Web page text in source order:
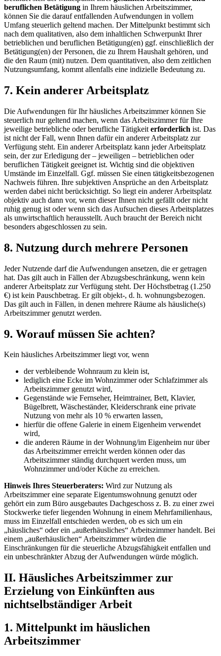
beruflichen Betätigung in Ihrem häuslichen Arbeitszimmer,
können Sie die darauf entfallenden Aufwendungen in vollem
Umfang steuerlich geltend machen. Der Mittelpunkt bestimmt sich
nach dem qualitativen, also dem inhaltlichen Schwerpunkt Ihrer
betrieblichen und beruflichen Betätigung(en) ggf. einschließlich der
Betätigung(en) der Personen, die zu Ihrem Haushalt gehören, und
die den Raum (mit) nutzen. Dem quantitativen, also dem zeitlichen
Nutzungsumfang, kommt allenfalls eine indizielle Bedeutung zu.
7. Kein anderer Arbeitsplatz
Die Aufwendungen für Ihr häusliches Arbeitszimmer können Sie
steuerlich nur geltend machen, wenn das Arbeitszimmer für Ihre
jeweilige betriebliche oder berufliche Tätigkeit erforderlich ist. Das
ist nicht der Fall, wenn Ihnen dafür ein anderer Arbeitsplatz zur
Verfügung steht. Ein anderer Arbeitsplatz kann jeder Arbeitsplatz
sein, der zur Erledigung der – jeweiligen – betrieblichen oder
beruflichen Tätigkeit geeignet ist. Wichtig sind die objektiven
Umstände im Einzelfall. Ggf. müssen Sie einen tätigkeitsbezogenen
Nachweis führen. Ihre subjektiven Ansprüche an den Arbeitsplatz
werden dabei nicht berücksichtigt. So liegt ein anderer Arbeitsplatz
objektiv auch dann vor, wenn dieser Ihnen nicht gefällt oder nicht
ruhig genug ist oder wenn sich das Aufsuchen dieses Arbeitsplatzes
als unwirtschaftlich herausstellt. Auch braucht der Bereich nicht
besonders abgeschlossen zu sein.
8. Nutzung durch mehrere Personen
Jeder Nutzende darf die Aufwendungen ansetzen, die er getragen
hat. Das gilt auch in Fällen der Abzugsbeschränkung, wenn kein
anderer Arbeitsplatz zur Verfügung steht. Der Höchstbetrag (1.250
€) ist kein Pauschbetrag. Er gilt objekt-, d. h. wohnungsbezogen.
Das gilt auch in Fällen, in denen mehrere Räume als häusliche(s)
Arbeitszimmer genutzt werden.
9. Worauf müssen Sie achten?
Kein häusliches Arbeitszimmer liegt vor, wenn
der verbleibende Wohnraum zu klein ist,
lediglich eine Ecke im Wohnzimmer oder Schlafzimmer als
Arbeitszimmer genutzt wird,
Gegenstände wie Fernseher, Heimtrainer, Bett, Klavier,
Bügelbrett, Wäscheständer, Kleiderschrank eine private
Nutzung von mehr als 10 % erwarten lassen,
hierfür die offene Galerie in einem Eigenheim verwendet
wird,
die anderen Räume in der Wohnung/im Eigenheim nur über
das Arbeitszimmer erreicht werden können oder das
Arbeitszimmer ständig durchquert werden muss, um
Wohnzimmer und/oder Küche zu erreichen.
Hinweis Ihres Steuerberaters: Wird zur Nutzung als
Arbeitszimmer eine separate Eigentumswohnung genutzt oder
gehört ein zum Büro ausgebautes Dachgeschoss z. B. zu einer zwei
Stockwerke tiefer liegenden Wohnung in einem Mehrfamilienhaus,
muss im Einzelfall entschieden werden, ob es sich um ein
„häusliches“ oder ein „außerhäusliches“ Arbeitszimmer handelt. Bei
einem „außerhäuslichen“ Arbeitszimmer würden die
Einschränkungen für die steuerliche Abzugsfähigkeit entfallen und
ein unbeschränkter Abzug der Aufwendungen würde möglich.
II. Häusliches Arbeitszimmer zur
Erzielung von Einkünften aus
nichtselbständiger Arbeit
1. Mittelpunkt im häuslichen
Arbeitszimmer